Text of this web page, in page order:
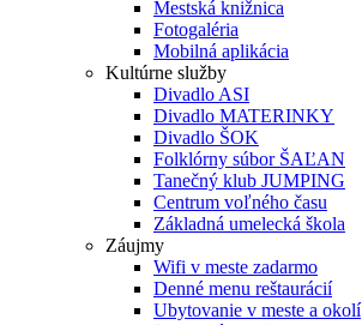
Mestská knižnica
Fotogaléria
Mobilná aplikácia
Kultúrne služby
Divadlo ASI
Divadlo MATERINKY
Divadlo ŠOK
Folklórny súbor ŠAĽAN
Tanečný klub JUMPING
Centrum voľného času
Základná umelecká škola
Záujmy
Wifi v meste zadarmo
Denné menu reštaurácií
Ubytovanie v meste a okolí